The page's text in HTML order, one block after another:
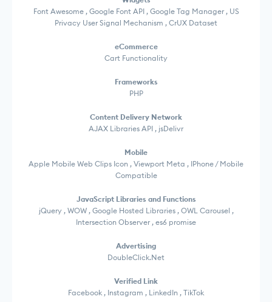
Font Awesome , Google Font API , Google Tag Manager , US
Privacy User Signal Mechanism , CrUX Dataset
eCommerce
Cart Functionality
Frameworks
PHP
Content Delivery Network
AJAX Libraries API , jsDelivr
Mobile
Apple Mobile Web Clips Icon , Viewport Meta , IPhone / Mobile
Compatible
JavaScript Libraries and Functions
jQuery , WOW , Google Hosted Libraries , OWL Carousel ,
Intersection Observer , es6 promise
Advertising
DoubleClick.Net
Verified Link
Facebook , Instagram , LinkedIn , TikTok